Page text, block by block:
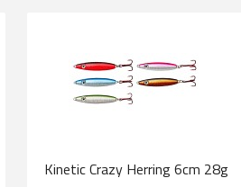
Kinetic Crazy Herring 6cm 28g